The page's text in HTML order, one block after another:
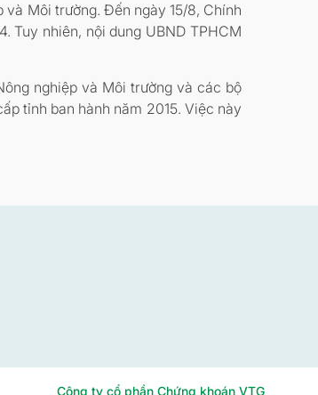
và Môi trường. Đến ngày 15/8, Chính
nhiên, nội dung UBND TPHCM
nghiệp và Môi trường và các bộ
tỉnh ban hành năm 2015. Việc này
Công ty cổ phần Chứng khoán VTG